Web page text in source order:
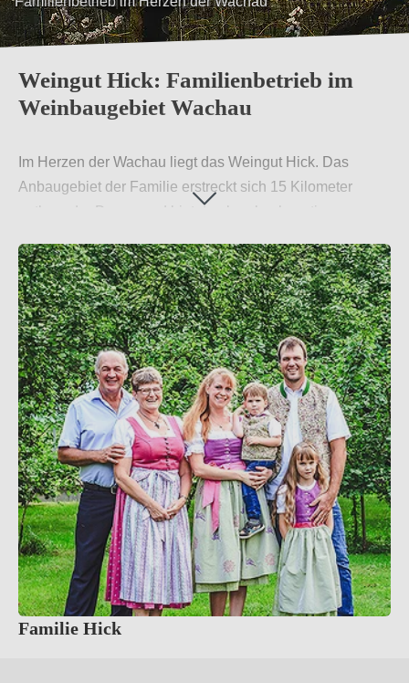
Weingut Hick: Familienbetrieb im
Weinbaugebiet Wachau
Im Herzen der Wachau liegt das Weingut Hick. Das
Anbaugebiet der Familie erstreckt sich 15 Kilometer
entlang der Donau und bietet neben hochwertigen
Marillen (Aprikosen) sowie Zwetschgenbrand und Nuss
im Weinbrand. Bei allen Produkten werden hohe
Qualitätsansprüche gewahrt. Das belegen
Auszeichnungen wie 2 Kronen, die das Weingut Hick
zuletzt vom Vinaria Weinguide 2020 bekam.
Weiterlesen→
Familie Hick